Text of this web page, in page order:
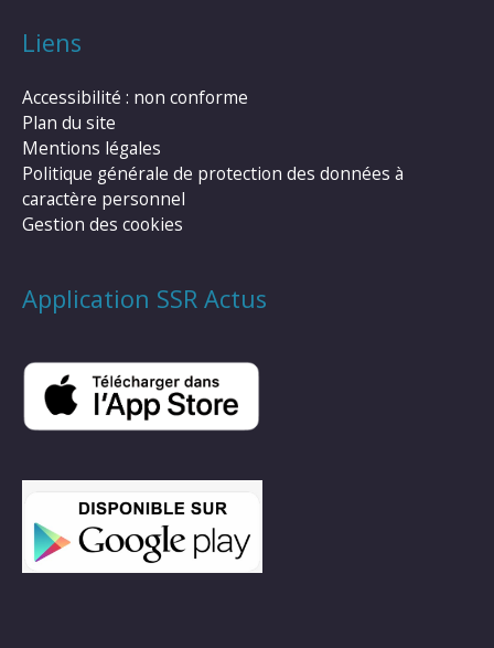
Liens
Accessibilité : non conforme
Plan du site
Mentions légales
Politique générale de protection des données à
caractère personnel
Gestion des cookies
Application SSR Actus